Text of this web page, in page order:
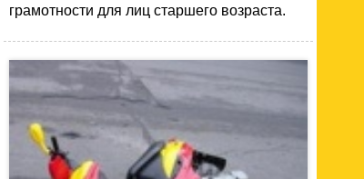
грамотности для лиц старшего возраста.